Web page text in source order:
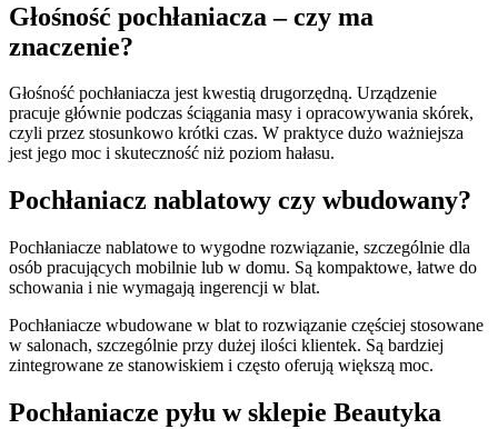
Głośność pochłaniacza – czy ma
znaczenie?
Głośność pochłaniacza jest kwestią drugorzędną. Urządzenie
pracuje głównie podczas ściągania masy i opracowywania skórek,
czyli przez stosunkowo krótki czas. W praktyce dużo ważniejsza
jest jego moc i skuteczność niż poziom hałasu.
Pochłaniacz nablatowy czy wbudowany?
Pochłaniacze nablatowe to wygodne rozwiązanie, szczególnie dla
osób pracujących mobilnie lub w domu. Są kompaktowe, łatwe do
schowania i nie wymagają ingerencji w blat.
Pochłaniacze wbudowane w blat to rozwiązanie częściej stosowane
w salonach, szczególnie przy dużej ilości klientek. Są bardziej
zintegrowane ze stanowiskiem i często oferują większą moc.
Pochłaniacze pyłu w sklepie Beautyka